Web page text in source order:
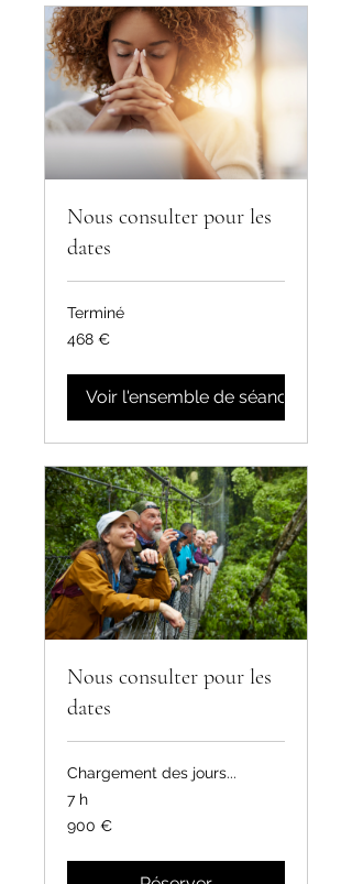
Nous consulter pour les
dates
Terminé
468
euros
468 €
Voir l'ensemble de séances
Nous consulter pour les
dates
Chargement des jours...
7 h
900
euros
900 €